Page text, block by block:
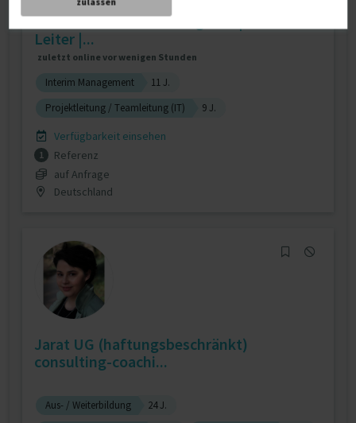
Executive Interim Manager IT | BL + AL-
Leiter |...
zuletzt online vor wenigen Stunden
Interim Management
11 J.
Projektleitung / Teamleitung (IT)
9 J.
Verfügbarkeit einsehen
1
Referenz
auf Anfrage
Deutschland
Jarat UG (haftungsbeschränkt)
consulting-coachi...
Aus- / Weiterbildung
24 J.